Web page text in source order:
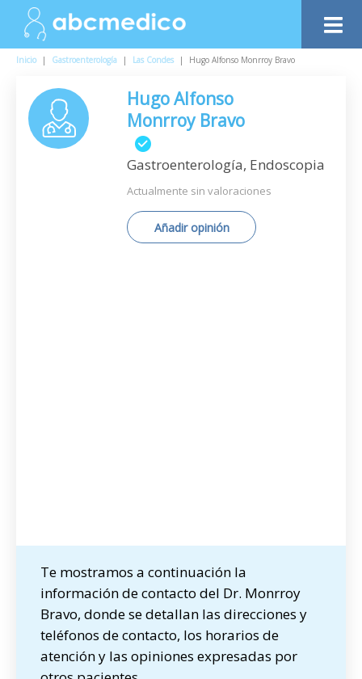
Inicio | Gastroenterología | Las Condes | Hugo Alfonso Monrroy Bravo
Hugo Alfonso
Monrroy Bravo
Gastroenterología, Endoscopia
Actualmente sin valoraciones
Añadir opinión
Te mostramos a continuación la
información de contacto del Dr. Monrroy
Bravo, donde se detallan las direcciones y
teléfonos de contacto, los horarios de
atención y las opiniones expresadas por